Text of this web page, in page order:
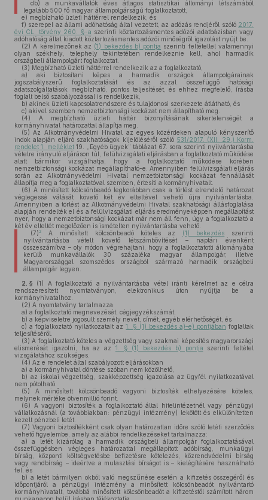
db) a munkavállalók éves átlagos statisztikai állományi létszámából
legalább 500 fő magyar állampolgárságú foglalkoztatott,
e) megbízható üzleti háttérrel rendelkezik, és
f) szerepel az állami adóhatóság által vezetett, az adózás rendjéről szóló 2017.
évi CL. törvény 260. §-a szerinti köztartozásmentes adózói adatbázisban vagy
adóhatóság által kiadott köztartozásmentes adózói minőségről igazolást nyújt be.
(2) A kérelmezőnek az (1) bekezdés b) pontja szerinti feltétellel valamennyi
olyan székhely, telephely tekintetében rendelkeznie kell, ahol harmadik
országbeli állampolgárt foglalkoztat.
(3) Megbízható üzleti háttérrel rendelkezik az a foglalkoztató,
a) aki biztosítani képes a harmadik országok állampolgárainak
jogszabályszerű foglalkoztatását és az azzal összefüggő hatósági
adatszolgáltatások megbízható, pontos teljesítését, és ehhez megfelelő, írásba
foglalt belső szabályozással is rendelkezik,
b) akinek üzleti kapcsolatrendszere és tulajdonosi szerkezete átlátható, és
c) akivel szemben nemzetbiztonsági kockázat nem állapítható meg.
(4) A megbízható üzleti háttér bizonyításának sikertelenségét a
kormányhivatal határozattal állapítja meg.
(5) Az Alkotmányvédelmi Hivatal az egyes közérdeken alapuló kényszerítő
indok alapján eljáró szakhatóságok kijelöléséről szóló 531/2017. (XII. 29.) Korm.
rendelet 1. melléklet19. „Egyéb ügyek” táblázat 67. sora szerinti nyilvántartásba
vételre irányuló eljáráson túl, felülvizsgálati eljárásban a foglalkoztató működése
alatt bármikor vizsgálhatja, hogy a foglalkoztató működése körében
nemzetbiztonsági kockázat megállapítható-e. Amennyiben felülvizsgálati eljárás
során az Alkotmányvédelmi Hivatal nemzetbiztonsági kockázat fennállását
állapítja meg a foglalkoztatóval szemben, értesíti a kormányhivatalt.
(6) A minősített kölcsönbeadó legkorábban csak a törlést elrendelő határozat
véglegessé válását követő két év elteltével vehető újra nyilvántartásba.
Amennyiben a törlést az Alkotmányvédelmi Hivatal szakhatósági állásfoglalása
alapján rendelték el és a felülvizsgálati eljárás eredményeképpen megállapítást
nyer, hogy a nemzetbiztonsági kockázat már nem áll fenn, úgy a foglalkoztató a
két év elteltét megelőzően is ismételten nyilvántartásba vehető.
(7) 2 A minősített kölcsönbeadó köteles az (1) bekezdés szerinti
nyilvántartásba vételt követő létszámbővítését – naptári évenként
összeszámítva – oly módon végrehajtani, hogy a foglalkoztatotti állományába
kerülő munkavállalók 30 százaléka magyar állampolgár, illetve
Magyarországgal szomszédos országból származó harmadik országbeli
állampolgár legyen.
2. § (1)
A foglalkoztató a nyilvántartásba vétel iránti kérelmet az e célra
rendszeresített nyomtatványon, elektronikus úton nyújtja be a
kormányhivatalhoz.
(2) A nyomtatvány tartalmazza
a) a foglalkoztató megnevezését, cégjegyzékszámát,
b) a képviseletre jogosult személy nevét, címét, egyéb elérhetőségét, és
c) a foglalkoztató nyilatkozatait az1. § (1) bekezdés a)–e) pontjában foglaltak
teljesítéséről.
(3) A foglalkoztató köteles a végzettség vagy szakmai képesítés magyarországi
elismerését igazolni, ha az az 1. § (1) bekezdés b) pontja szerinti feltétel
vizsgálatához szükséges.
(4) Az e rendelet által szabályozott eljárásokban
a) a kormányhivatal döntése szóban nem közölhető,
b) az iskolai végzettség, szakképzettség igazolása az ügyfél nyilatkozatával
nem pótolható.
(5) A minősített kölcsönbeadó vagyoni biztosíték elhelyezésére köteles,
melynek mértéke ötvenmillió forint.
(6) A vagyoni biztosíték a foglalkoztató által hitelintézetnél vagy pénzügyi
vállalkozásnál (a továbbiakban: pénzügyi intézmény) lekötött és elkülönítetten
kezelt pénzbeli letét.
(7) Vagyoni biztosítékként csak olyan határozatlan időre szóló letéti szerződés
vehető figyelembe, amely az alábbi rendelkezéseket tartalmazza:
a) a letét kizárólag a harmadik országbeli állampolgár foglalkoztatásával
összefüggésben végleges határozattal megállapított adóbírság, munkaügyi
bírság, központi költségvetésbe befizetésre kötelezés, közrendvédelmi bírság
vagy rendbírság – ideértve a mulasztási bírságot is – kielégítésére használható
fel, és
b) a letét bármilyen okból való megszűnése esetén a kifizetés összegéről és
időpontjáról a pénzügyi intézmény a minősített kölcsönbeadót nyilvántartó
kormányhivatalt, továbbá minősített kölcsönbeadót a kifizetéstől számított három